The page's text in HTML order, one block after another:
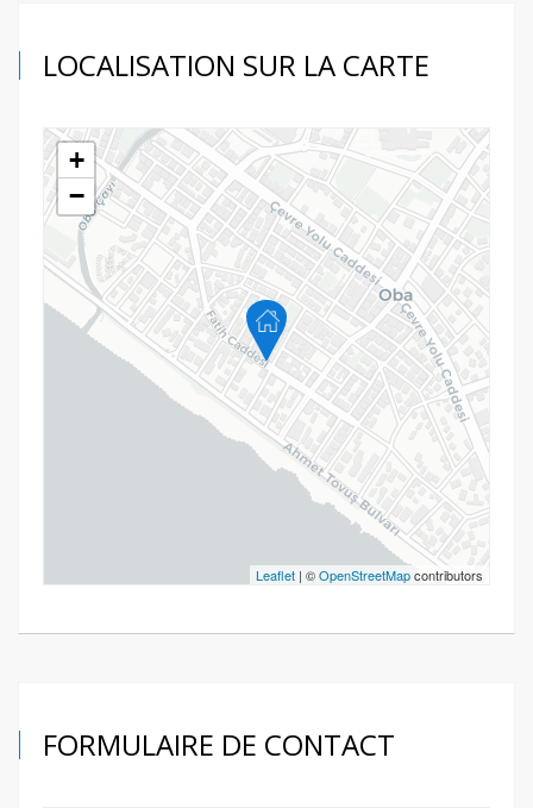
LOCALISATION SUR LA CARTE
+
−
Leaflet | ©OpenStreetMapcontributors
FORMULAIRE DE CONTACT